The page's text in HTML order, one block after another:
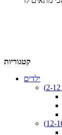
קטגוריות
ילדים